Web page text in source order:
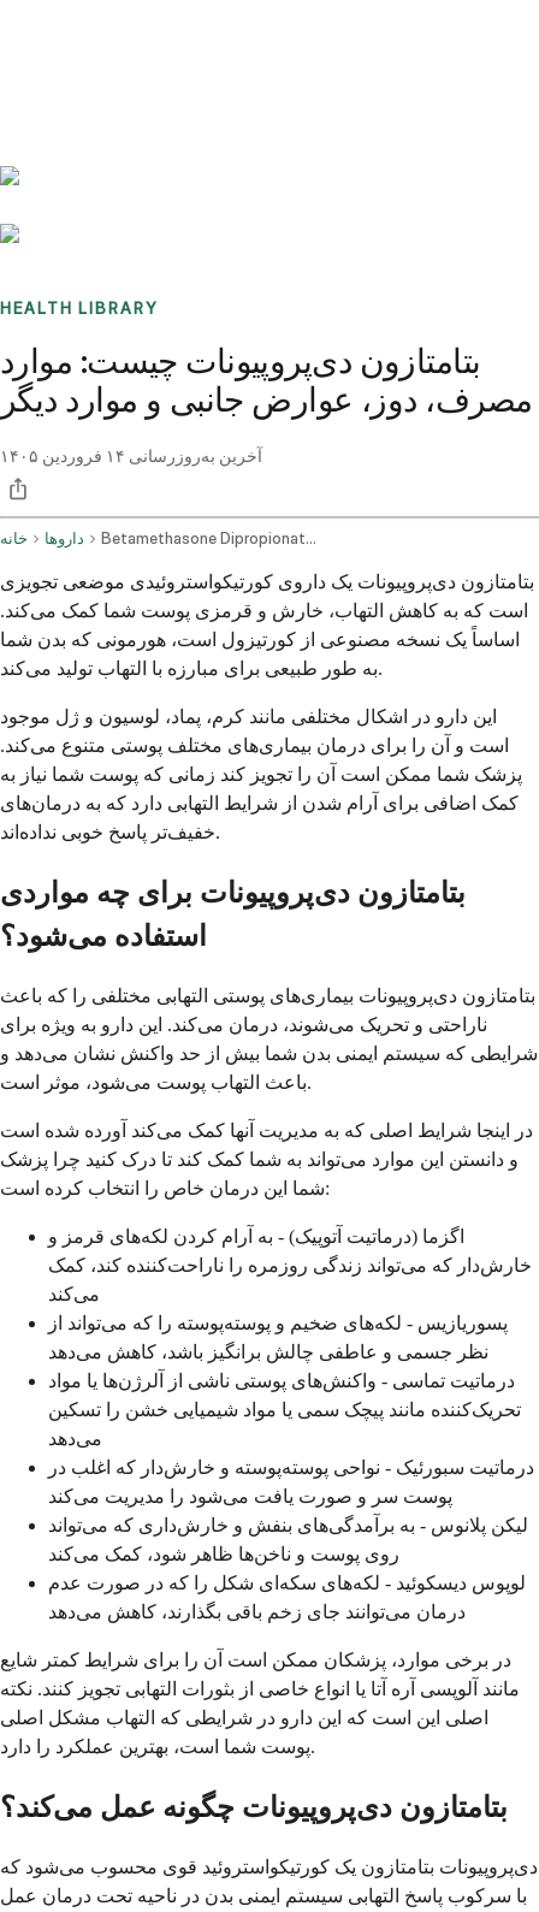
HEALTH LIBRARY
بتامتازون دی‌پروپیونات چیست: موارد
مصرف، دوز، عوارض جانبی و موارد دیگر
آخرین به‌روزرسانی ۱۴ فروردین ۱۴۰۵
خانه داروها Betamethasone Dipropionate Topical Application Route
بتامتازون دی‌پروپیونات یک داروی کورتیکواستروئیدی موضعی تجویزی
است که به کاهش التهاب، خارش و قرمزی پوست شما کمک می‌کند.
اساساً یک نسخه مصنوعی از کورتیزول است، هورمونی که بدن شما
به طور طبیعی برای مبارزه با التهاب تولید می‌کند.
این دارو در اشکال مختلفی مانند کرم، پماد، لوسیون و ژل موجود
است و آن را برای درمان بیماری‌های مختلف پوستی متنوع می‌کند.
پزشک شما ممکن است آن را تجویز کند زمانی که پوست شما نیاز به
کمک اضافی برای آرام شدن از شرایط التهابی دارد که به درمان‌های
خفیف‌تر پاسخ خوبی نداده‌اند.
بتامتازون دی‌پروپیونات برای چه مواردی
استفاده می‌شود؟
بتامتازون دی‌پروپیونات بیماری‌های پوستی التهابی مختلفی را که باعث
ناراحتی و تحریک می‌شوند، درمان می‌کند. این دارو به ویژه برای
شرایطی که سیستم ایمنی بدن شما بیش از حد واکنش نشان می‌دهد و
باعث التهاب پوست می‌شود، موثر است.
در اینجا شرایط اصلی که به مدیریت آنها کمک می‌کند آورده شده است
و دانستن این موارد می‌تواند به شما کمک کند تا درک کنید چرا پزشک
شما این درمان خاص را انتخاب کرده است:
اگزما (درماتیت آتوپیک) - به آرام کردن لکه‌های قرمز و
خارش‌دار که می‌تواند زندگی روزمره را ناراحت‌کننده کند، کمک
می‌کند
پسوریازیس - لکه‌های ضخیم و پوسته‌پوسته را که می‌تواند از
نظر جسمی و عاطفی چالش برانگیز باشد، کاهش می‌دهد
درماتیت تماسی - واکنش‌های پوستی ناشی از آلرژن‌ها یا مواد
تحریک‌کننده مانند پیچک سمی یا مواد شیمیایی خشن را تسکین
می‌دهد
درماتیت سبورئیک - نواحی پوسته‌پوسته و خارش‌دار که اغلب در
پوست سر و صورت یافت می‌شود را مدیریت می‌کند
لیکن پلانوس - به برآمدگی‌های بنفش و خارش‌داری که می‌تواند
روی پوست و ناخن‌ها ظاهر شود، کمک می‌کند
لوپوس دیسکوئید - لکه‌های سکه‌ای شکل را که در صورت عدم
درمان می‌توانند جای زخم باقی بگذارند، کاهش می‌دهد
در برخی موارد، پزشکان ممکن است آن را برای شرایط کمتر شایع
مانند آلوپسی آره آتا یا انواع خاصی از بثورات التهابی تجویز کنند. نکته
اصلی این است که این دارو در شرایطی که التهاب مشکل اصلی
پوست شما است، بهترین عملکرد را دارد.
بتامتازون دی‌پروپیونات چگونه عمل می‌کند؟
دی‌پروپیونات بتامتازون یک کورتیکواستروئید قوی محسوب می‌شود که
با سرکوب پاسخ التهابی سیستم ایمنی بدن در ناحیه تحت درمان عمل